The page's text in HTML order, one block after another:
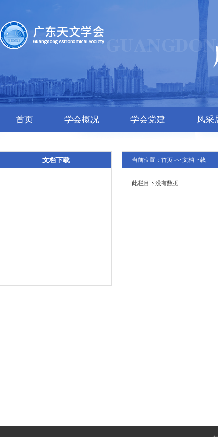
首页 学会概况 学会党建 风采
文档下载 当前位置： 首页 >> 文档下载
此栏目下没有数据